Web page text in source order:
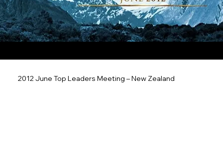
2012 June Top Leaders Meeting – New Zealand